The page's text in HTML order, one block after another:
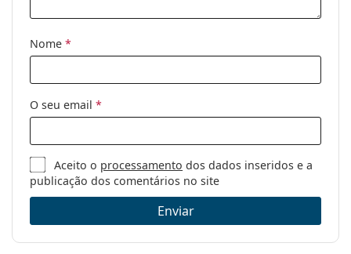
Código:
Nome *
O seu email *
Aceito o processamento dos dados inseridos e a
publicação dos comentários no site
Enviar